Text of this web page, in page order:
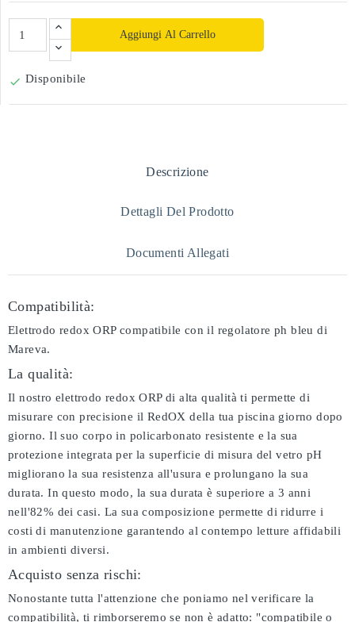
Aggiungi Al Carrello
 Disponibile
Descrizione
Dettagli Del Prodotto
Documenti Allegati
Compatibilità:
Elettrodo redox ORP compatibile con il regolatore ph bleu di
Mareva.
La qualità:
Il nostro elettrodo redox ORP di alta qualità ti permette di
misurare con precisione il RedOX della tua piscina giorno dopo
giorno. Il suo corpo in policarbonato resistente e la sua
protezione integrata per la superficie di misura del vetro pH
migliorano la sua resistenza all'usura e prolungano la sua
durata. In questo modo, la sua durata è superiore a 3 anni
nell'82% dei casi. La sua composizione permette di ridurre i
costi di manutenzione garantendo al contempo letture affidabili
in ambienti diversi.
Acquisto senza rischi:
Nonostante tutta l'attenzione che poniamo nel verificare la
compatibilità, ti rimborseremo se non è adatto: "compatibile o